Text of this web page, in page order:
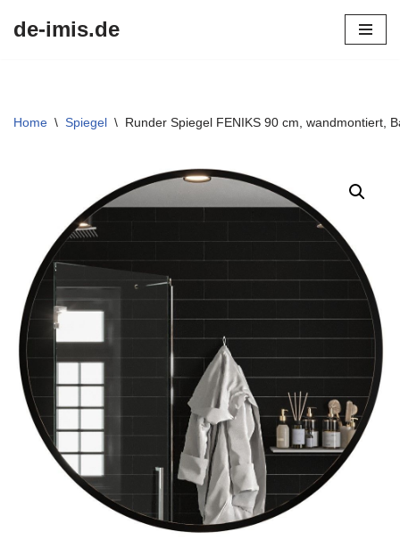
de-imis.de
Home \ Spiegel \ Runder Spiegel FENIKS 90 cm, wandmontiert,